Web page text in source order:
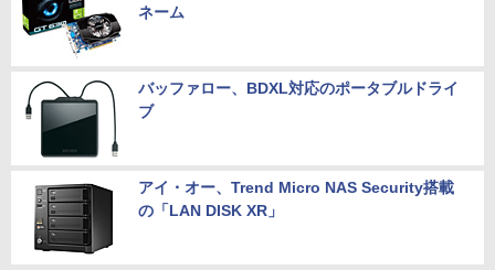
ネーム
バッファロー、BDXL対応のポータブルドライ
ブ
アイ・オー、Trend Micro NAS Security搭載
の「LAN DISK XR」